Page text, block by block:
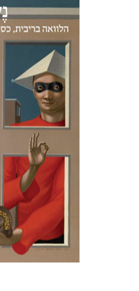
עמית גבריהו
הנחת